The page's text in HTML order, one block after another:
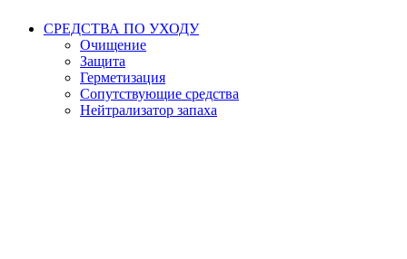
СРЕДСТВА ПО УХОДУ
Очищение
Защита
Герметизация
Сопутствующие средства
Нейтрализатор запаха